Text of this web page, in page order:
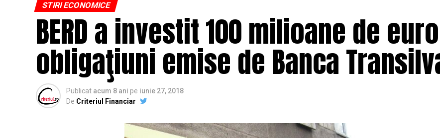
STIRI ECONOMICE
BERD a investit 100 milioane de
obligaţiuni emise de Banca
Publicat acum 8 ani pe iunie 27, 2018
De Criteriul Financiar